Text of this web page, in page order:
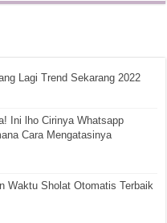
Lagi Trend Sekarang 2022
Ini lho Cirinya Whatsapp
Cara Mengatasinya
Waktu Sholat Otomatis Terbaik